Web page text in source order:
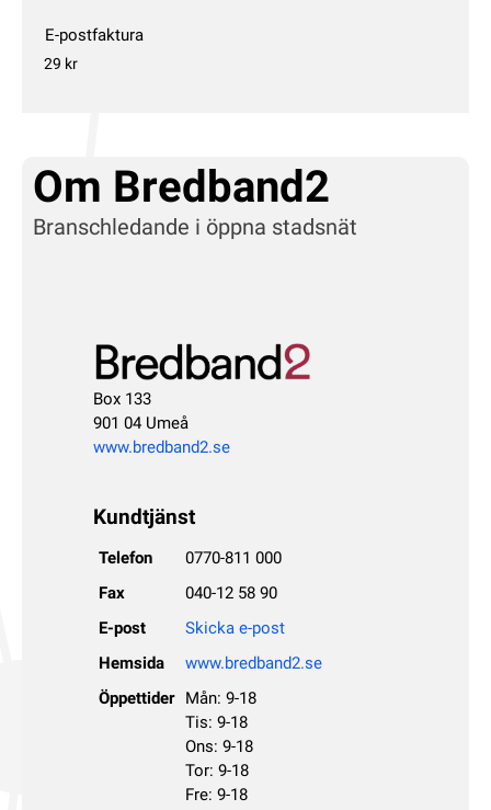
E-postfaktura
29 kr
Om Bredband2
Branschledande i öppna stadsnät
Box 133
901 04 Umeå
www.bredband2.se
Kundtjänst
Telefon 0770-811 000
Fax 040-12 58 90
E-post Skicka e-post
Hemsida www.bredband2.se
Öppettider
Mån: 9-18
Tis: 9-18
Ons: 9-18
Tor: 9-18
Fre: 9-18